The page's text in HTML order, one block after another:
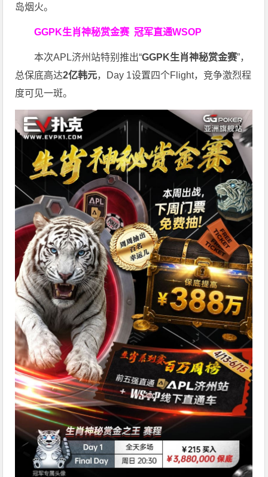
岛烟火。
GGPK生肖神秘赏金赛冠军直通WSOP
本次APL济州站特别推出“GGPK生肖神秘赏金赛”，
总保底高达2亿韩元，Day 1设置四个Flight，竞争激烈程
度可见一斑。